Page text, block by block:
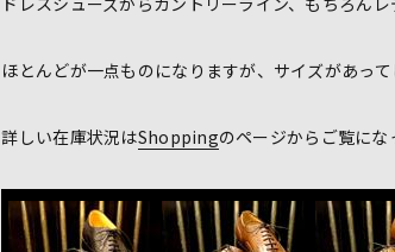
ほとんどが一点ものになりますが、サイズがあっ
詳しい在庫状況はShoppingのページからご覧に